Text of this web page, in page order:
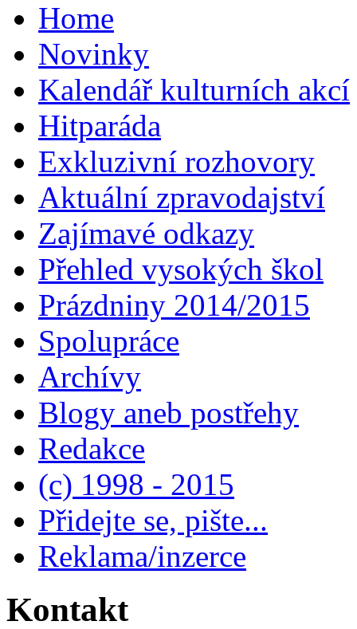
Home
Novinky
Kalendář kulturních akcí
Hitparáda
Exkluzivní rozhovory
Aktuální zpravodajství
Zajímavé odkazy
Přehled vysokých škol
Prázdniny 2014/2015
Spolupráce
Archívy
Blogy aneb postřehy
Redakce
(c) 1998 - 2015
Přidejte se, pište...
Reklama/inzerce
Kontakt